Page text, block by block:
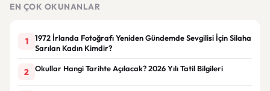
EN ÇOK OKUNANLAR
1
1972 İrlanda Fotoğrafı Yeniden Gündemde Sevgilisi İçin Silaha
Sarılan Kadın Kimdir?
2 Okullar Hangi Tarihte Açılacak? 2026 Yılı Tatil Bilgileri